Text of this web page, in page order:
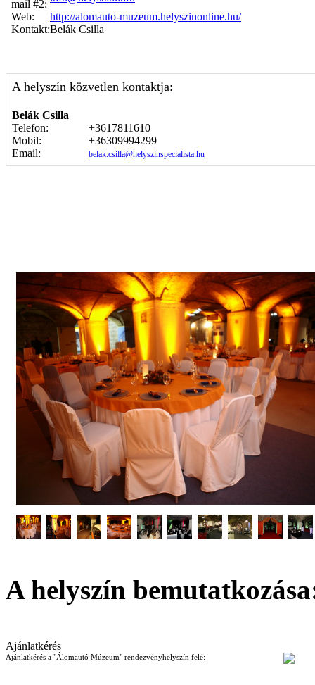
mail #2:
Web:
http://alomauto-muzeum.helyszinonline.hu/
Kontakt:Belák Csilla
A helyszín közvetlen kontaktja:
Belák Csilla
Telefon:
+3617811610
Mobil:
+36309994299
Email:
belak.csilla@helyszinspecialista.hu
A helyszín
Ajánlatkérés
Ajánlatkérés a "Álomautó Múzeum" rendezvényhelyszín felé: